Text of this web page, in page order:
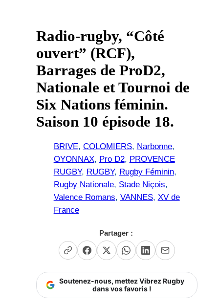
Radio-rugby, “Côté
ouvert” (RCF),
Barrages de ProD2,
Nationale et Tournoi de
Six Nations féminin.
Saison 10 épisode 18.
BRIVE, COLOMIERS, Narbonne
OYONNAX, Pro D2, PROVENCE
RUGBY, RUGBY, Rugby Féminin
Rugby Nationale, Stade Niçois
Valence Romans, VANNES, XV de
France
Partager :
Soutenez-nous, mettez Vibrez Rugby
dans vos favoris !